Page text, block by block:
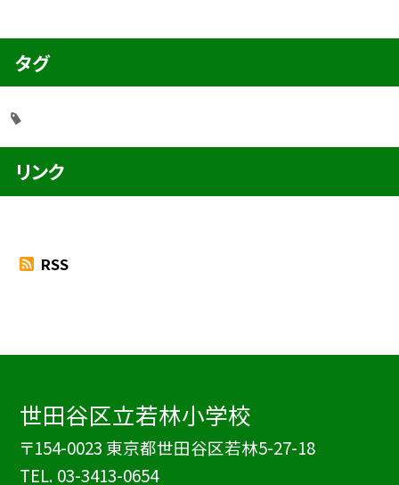
タグ
リンク
RSS
世田谷区立若林小学校
〒154-0023 東京都世田谷区若林5-27-18
TEL. 03-3413-0654